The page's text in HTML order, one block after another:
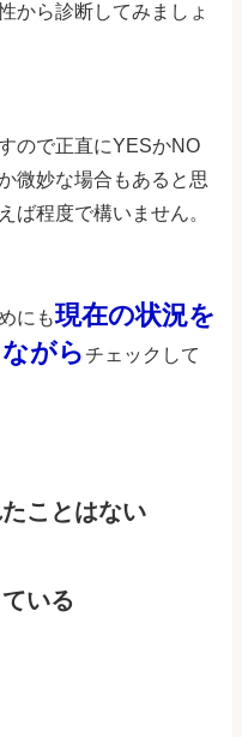
から診断してみましょ
ので正直にYESかNO
微妙な場合もあると思
ば程度で構いません。
にも現在の状況を
がらチェックして
ことはない
いる